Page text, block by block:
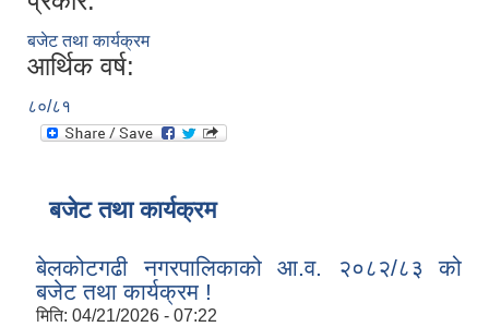
बजेट तथा कार्यक्रम
आर्थिक वर्ष:
८०/८१
बजेट तथा कार्यक्रम
बेलकोटगढी नगरपालिकाको आ.व. २०८२/८३ को
बजेट तथा कार्यक्रम !
मिति: 04/21/2026 - 07:22